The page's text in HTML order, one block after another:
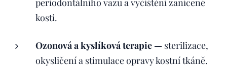
periodontálního vazu a vyčištění zanícené
kosti.
Ozonová a kyslíková terapie — sterilizace,
okysličení a stimulace opravy kostní tkáně.